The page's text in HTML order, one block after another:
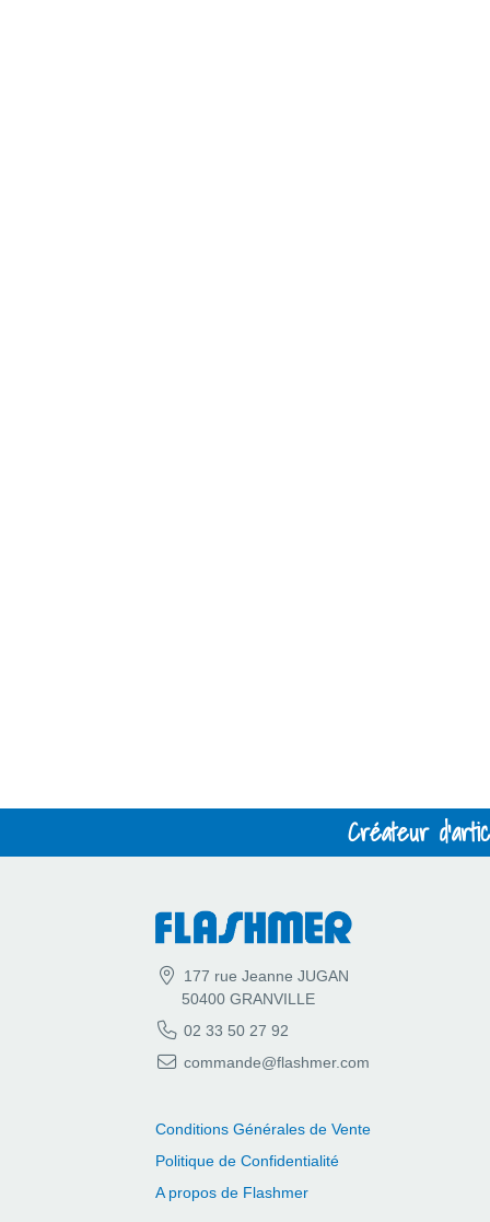
Créateur
177 rue Jeanne JUGAN
50400 GRANVILLE
02 33 50 27 92
commande@flashmer.com
Conditions Générales de Vente
Politique de Confidentialité
A propos de Flashmer